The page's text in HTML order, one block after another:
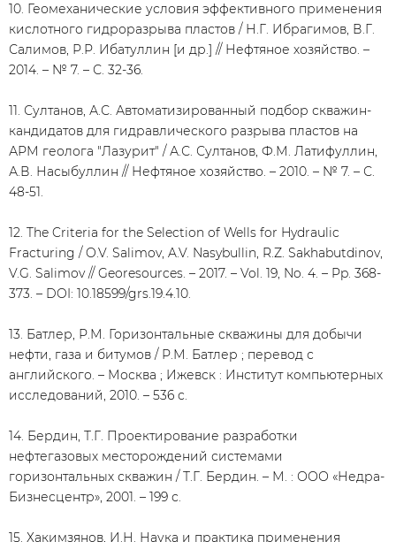
10. Геомеханические условия эффективного применения
кислотного гидроразрыва пластов / Н.Г. Ибрагимов, В.Г.
Салимов, Р.Р. Ибатуллин [и др.] // Нефтяное хозяйство. –
2014. – № 7. – С. 32-36.
11. Султанов, А.С. Автоматизированный подбор скважин-
кандидатов для гидравлического разрыва пластов на
АРМ геолога "Лазурит" / А.С. Султанов, Ф.М. Латифуллин,
А.В. Насыбуллин // Нефтяное хозяйство. – 2010. – № 7. – С.
48-51.
12. The Criteria for the Selection of Wells for Hydraulic
Fracturing / O.V. Salimov, A.V. Nasybullin, R.Z. Sakhabutdinov,
V.G. Salimov // Georesources. – 2017. – Vol. 19, No. 4. – Pp. 368-
373. – DOI: 10.18599/grs.19.4.10.
13. Батлер, Р.М. Горизонтальные скважины для добычи
нефти, газа и битумов / Р.М. Батлер ; перевод с
английского. – Москва ; Ижевск : Институт компьютерных
исследований, 2010. – 536 с.
14. Бердин, Т.Г. Проектирование разработки
нефтегазовых месторождений системами
горизонтальных скважин / Т.Г. Бердин. – М. : ООО «Недра-
Бизнесцентр», 2001. – 199 с.
15. Хакимзянов, И.Н. Наука и практика применения